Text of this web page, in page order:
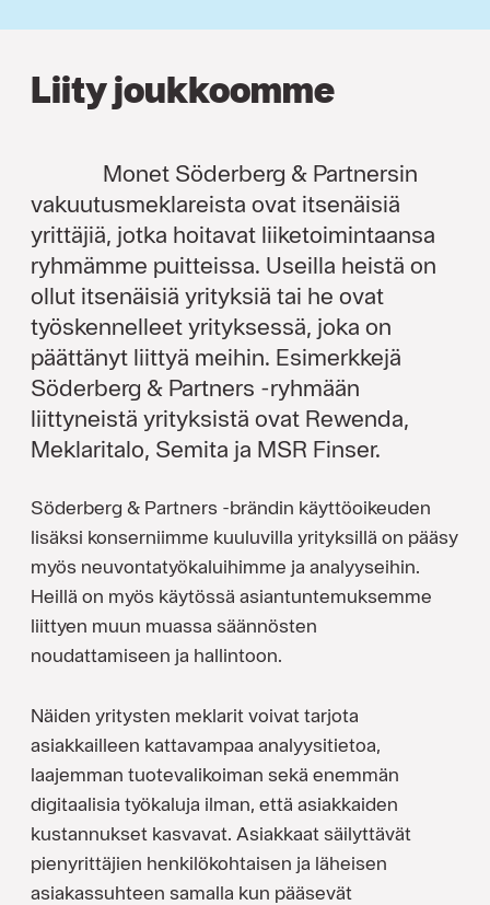
Liity joukkoomme
Monet Söderberg & Partnersin
vakuutusmeklareista ovat itsenäisiä
yrittäjiä, jotka hoitavat liiketoimintaansa
ryhmämme puitteissa. Useilla heistä on
ollut itsenäisiä yrityksiä tai he ovat
työskennelleet yrityksessä, joka on
päättänyt liittyä meihin. Esimerkkejä
Söderberg & Partners -ryhmään
liittyneistä yrityksistä ovat Rewenda,
Meklaritalo, Semita ja MSR Finser.
Söderberg & Partners -brändin käyttöoikeuden
lisäksi konserniimme kuuluvilla yrityksillä on pääsy
myös neuvontatyökaluihimme ja analyyseihin.
Heillä on myös käytössä asiantuntemuksemme
liittyen muun muassa säännösten
noudattamiseen ja hallintoon.
Näiden yritysten meklarit voivat tarjota
asiakkailleen kattavampaa analyysitietoa,
laajemman tuotevalikoiman sekä enemmän
digitaalisia työkaluja ilman, että asiakkaiden
kustannukset kasvavat. Asiakkaat säilyttävät
pienyrittäjien henkilökohtaisen ja läheisen
asiakassuhteen samalla kun pääsevät